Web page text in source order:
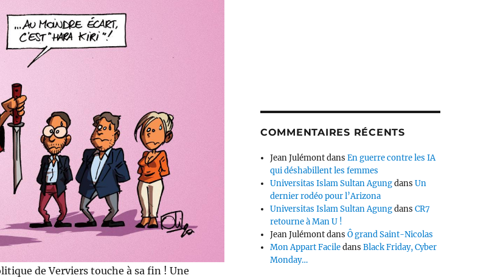
de Verviers touche à sa fin ! Une
COMMENTAIRES RÉCENTS
Jean JulémontdansEn guerre contre les IA
qui déshabillent les femmes
Universitas Islam Sultan AgungdansUn
dernier rodéo pour l’Arizona
Universitas Islam Sultan AgungdansCR7
retourne à Man U !
Jean JulémontdansÔ grand Saint-Nicolas
Mon Appart FaciledansBlack Friday, Cyber
Monday…